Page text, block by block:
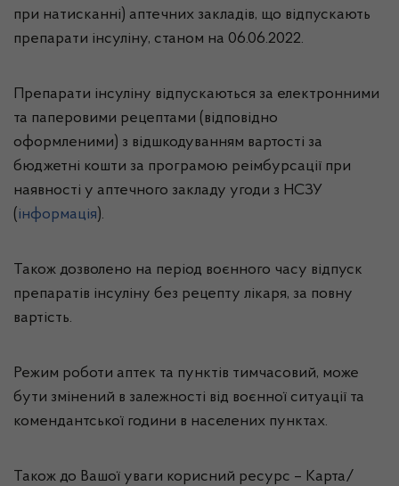
при натисканні) аптечних закладів, що відпускають
препарати інсуліну, станом на 06.06.2022.
Препарати інсуліну відпускаються за електронними
та паперовими рецептами (відповідно
оформленими) з відшкодуванням вартості за
бюджетні кошти за програмою реімбурсації при
наявності у аптечного закладу угоди з НСЗУ
( інформація).
Також дозволено на період воєнного часу відпуск
препаратів інсуліну без рецепту лікаря, за повну
вартість.
Режим роботи аптек та пунктів тимчасовий, може
бути змінений в залежності від воєнної ситуації та
комендантської години в населених пунктах.
Також до Вашої уваги корисний ресурс – Карта/